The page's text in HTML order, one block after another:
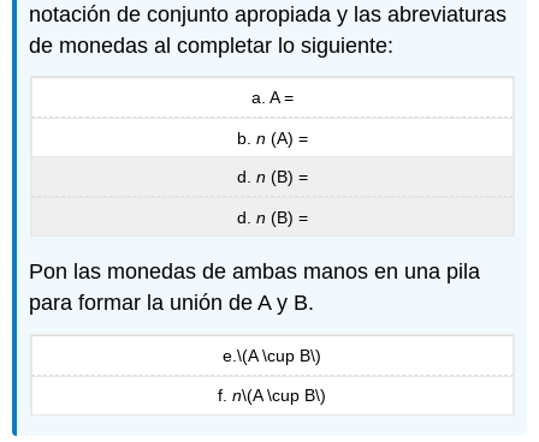
notación de conjunto apropiada y las abreviaturas
de monedas al completar lo siguiente:
a. A =
b. n(A) =
d. n(B) =
d. n(B) =
Pon las monedas de ambas manos en una pila
para formar la unión de A y B.
e. \(A \cup B\)
f. n\(A \cup B\)